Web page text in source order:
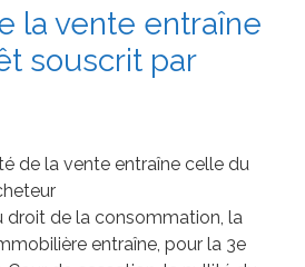
la vente entraîne
souscrit par
de la vente entraîne celle du
droit de la consommation, la
entraîne, pour la 3e